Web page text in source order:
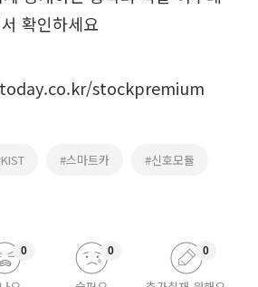
확인하세요
stockpremium
#스마트카 #신호모듈
0 0 0